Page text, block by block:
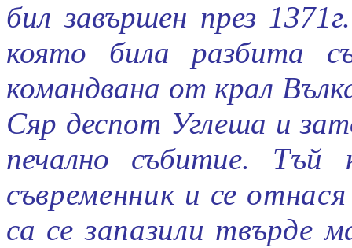
бил завършен през
която била разбита
командвана от крал
Сяр деспот Углеша и
печално събитие. Тъй
съвременник и се
са се запазили твърде